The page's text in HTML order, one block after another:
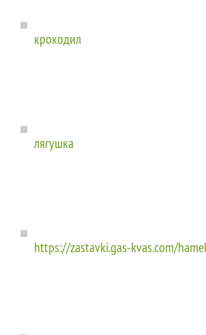
крокодил
лягушка
https://zastavki.gas-kvas.com/